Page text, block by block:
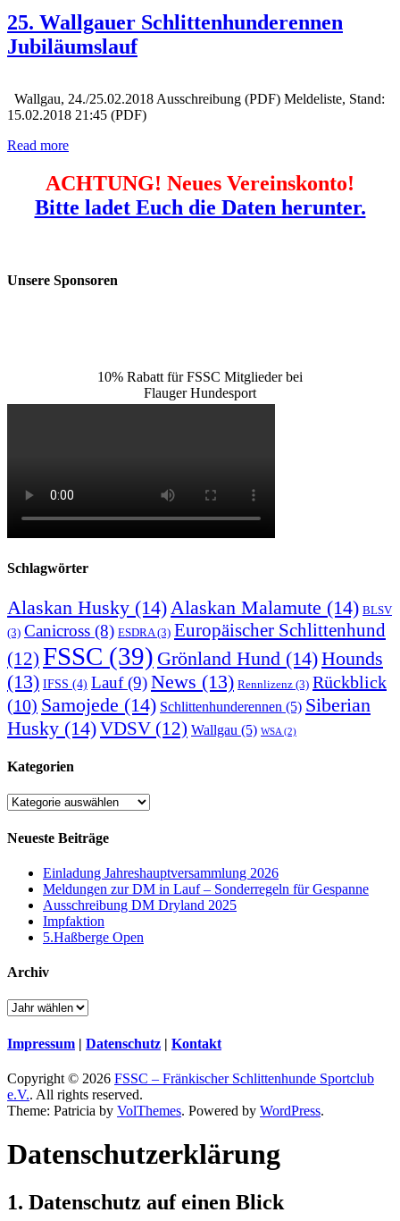
25. Wallgauer Schlittenhunderennen
Jubiläumslauf
Wallgau, 24./25.02.2018 Ausschreibung (PDF) Meldeliste, Stand:
15.02.2018 21:45 (PDF)
Read more
ACHTUNG! Neues Vereinskonto!
Bitte ladet Euch die Daten herunter.
Unsere Sponsoren
10% Rabatt für FSSC Mitglieder bei
Flauger Hundesport
Schlagwörter
Alaskan Husky (14) Alaskan Malamute (14) BLSV
(3) Canicross (8) ESDRA (3) Europäischer Schlittenhund
(12) FSSC (39) Grönland Hund (14)Hounds
(13) IFSS (4) Lauf(9)News (13) Rennlizenz (3) Rückblick
(10) Samojede (14) Schlittenhunderennen (5) Siberian
Husky (14)VDSV (12) Wallgau (5) WSA (2)
Kategorien
Kategorien
Neueste Beiträge
Einladung Jahreshauptversammlung 2026
Meldungen zur DM in Lauf – Sonderregeln für Gespanne
Ausschreibung DM Dryland 2025
Impfaktion
5.Haßberge Open
Archiv
Impressum | Datenschutz | Kontakt
Copyright © 2026 FSSC – Fränkischer Schlittenhunde Sportclub
e.V.. All rights reserved.
Theme: Patricia by VolThemes. Powered by WordPress.
Datenschutz­erklärung
1. Datenschutz auf einen Blick